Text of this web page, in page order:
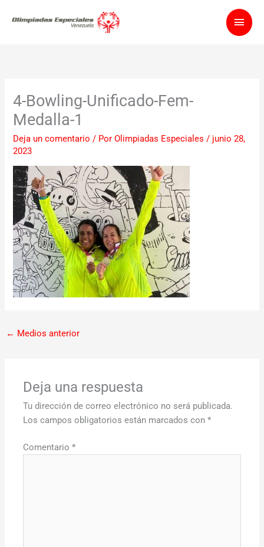
4-Bowling-Unificado-Fem-
Medalla-1
Deja un comentario / PorOlimpiadas Especiales/ junio 28,
2023
← Medios anterior
Deja una respuesta
Tu dirección de correo electrónico no será publicada.
Los campos obligatorios están marcados con*
Comentario*